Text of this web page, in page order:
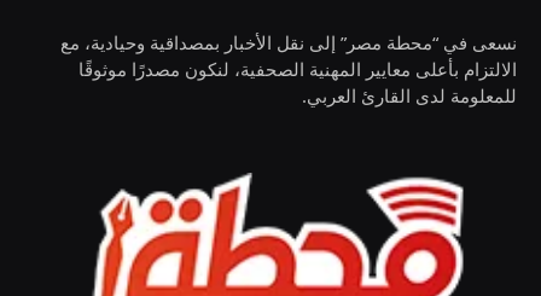
نسعى في “محطة مصر” إلى نقل الأخبار بمصداقية وحيادية، مع
الالتزام بأعلى معايير المهنية الصحفية، لنكون مصدرًا موثوقًا
للمعلومة لدى القارئ العربي.